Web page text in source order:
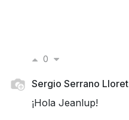
0
Sergio Serrano Lloret
¡Hola Jeanlup!